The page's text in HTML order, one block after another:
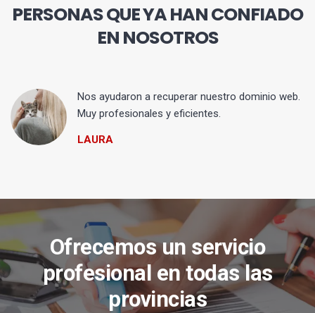
PERSONAS QUE YA HAN CONFIADO
EN NOSOTROS
Nos ayudaron a recuperar nuestro dominio web.
Muy profesionales y eficientes.
LAURA
Ofrecemos un servicio
profesional en todas las
provincias